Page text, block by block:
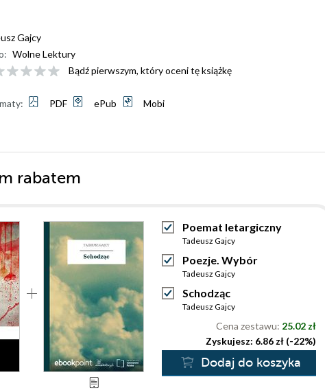
Gajcy
Wolne Lektury
Bądź pierwszym, który oceni tę książkę
PDF ePub Mobi
rabatem
Poemat letargiczny
Tadeusz Gajcy
Poezje. Wybór
Tadeusz Gajcy
Schodząc
Tadeusz Gajcy
Cena zestawu: 25.02 zł
Zyskujesz: 6.86 zł (-22%)
Dodaj do koszyka